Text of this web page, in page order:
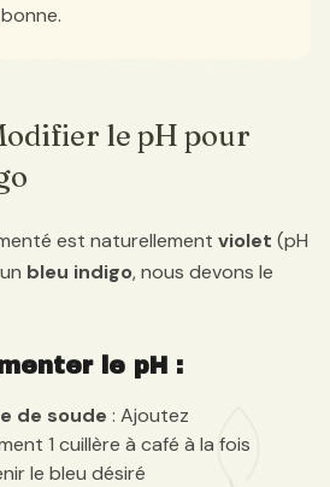
le pH pour
est naturellement violet (pH
bleu indigo, nous devons le
le pH :
de soude : Ajoutez
1 cuillère à café à la fois
le bleu désiré